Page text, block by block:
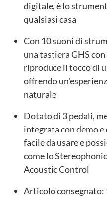
digitale, è lo
qualsiasi casa
Con 10 suoni di
una tastiera GHS
riproduce il tocco di
offrendo
naturale
Dotato di 3 pedali,
integrata con demo
facile da usare e
come lo
Acoustic Control
Articolo